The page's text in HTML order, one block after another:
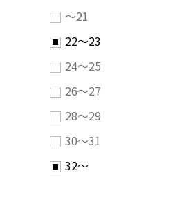
～21
22～23
24～25
26～27
28～29
30～31
32～